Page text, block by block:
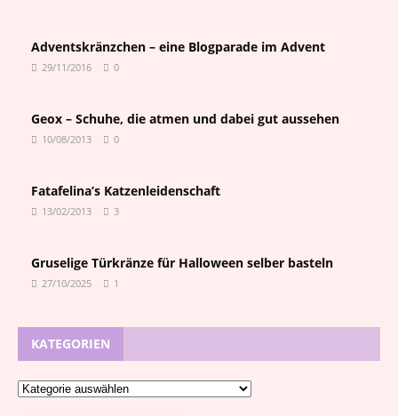
Adventskränzchen – eine Blogparade im Advent
29/11/2016 0
Geox – Schuhe, die atmen und dabei gut aussehen
10/08/2013 0
Fatafelina’s Katzenleidenschaft
13/02/2013 3
Gruselige Türkränze für Halloween selber basteln
27/10/2025 1
KATEGORIEN